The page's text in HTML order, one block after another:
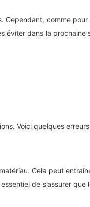
Cependant, comme
éviter dans la prochaine
Voici quelques erreurs
Cela peut
de s’assurer que